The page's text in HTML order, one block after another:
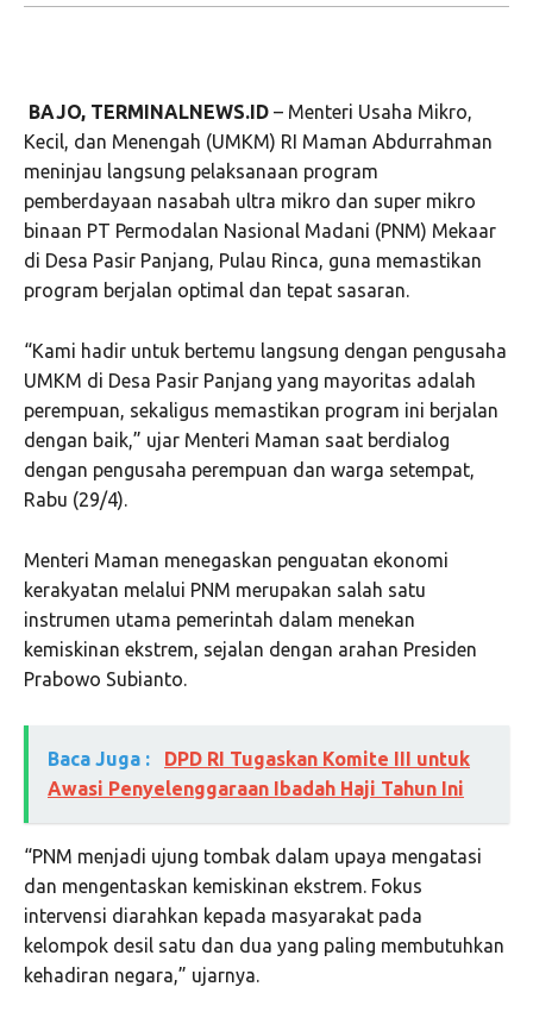
BAJO, TERMINALNEWS.ID – Menteri Usaha Mikro,
Kecil, dan Menengah (UMKM) RI Maman Abdurrahman
meninjau langsung pelaksanaan program
pemberdayaan nasabah ultra mikro dan super mikro
binaan PT Permodalan Nasional Madani (PNM) Mekaar
di Desa Pasir Panjang, Pulau Rinca, guna memastikan
program berjalan optimal dan tepat sasaran.
“Kami hadir untuk bertemu langsung dengan pengusaha
UMKM di Desa Pasir Panjang yang mayoritas adalah
perempuan, sekaligus memastikan program ini berjalan
dengan baik,” ujar Menteri Maman saat berdialog
dengan pengusaha perempuan dan warga setempat,
Rabu (29/4).
Menteri Maman menegaskan penguatan ekonomi
kerakyatan melalui PNM merupakan salah satu
instrumen utama pemerintah dalam menekan
kemiskinan ekstrem, sejalan dengan arahan Presiden
Prabowo Subianto.
Baca Juga :
DPD RI Tugaskan Komite III untuk
Awasi Penyelenggaraan Ibadah Haji Tahun Ini
“PNM menjadi ujung tombak dalam upaya mengatasi
dan mengentaskan kemiskinan ekstrem. Fokus
intervensi diarahkan kepada masyarakat pada
kelompok desil satu dan dua yang paling membutuhkan
kehadiran negara,” ujarnya.